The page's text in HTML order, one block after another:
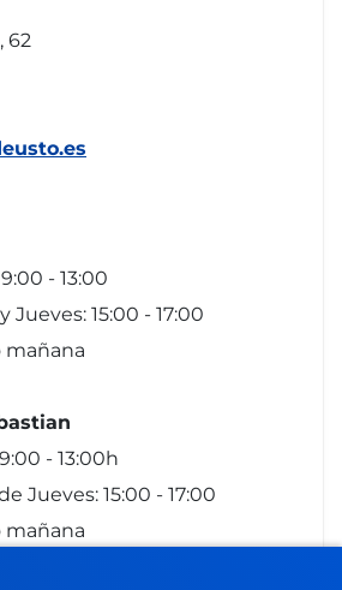
62
- 13:00
Jueves: 15:00 - 17:00
mañana
- 13:00h
Jueves: 15:00 - 17:00
mañana